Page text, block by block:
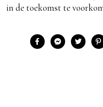
in de toekomst te